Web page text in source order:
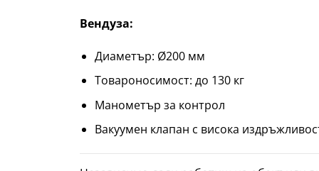
Вендуза:
Диаметър: Ø200 мм
Товароносимост: до 130 кг
Манометър за контрол
Вакуумен клапан с висока